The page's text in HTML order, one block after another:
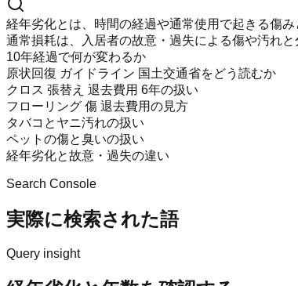
経年劣化とは、時間の経過や通常使用で起きる傷み
通常損耗は、入居者の故意・過失による傷や汚れと
10年経過で何が変わるか
原状回復 ガイドライン 国土交通省をどう読むか
クロス 張替え 退去費用 6年の扱い
フローリング 傷 退去費用の見方
タバコとヤニ汚れの扱い
ペットの傷と臭いの扱い
経年劣化と故意・過失の違い
Search Console
実際に検索された語
Query insight